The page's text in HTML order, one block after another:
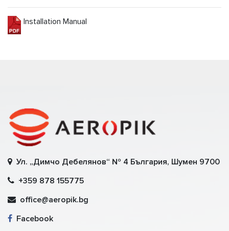
Installation Manual
Ул. „Димчо Дебелянов“ № 4 България, Шумен 9700
+359 878 155775
office@aeropik.bg
Facebook